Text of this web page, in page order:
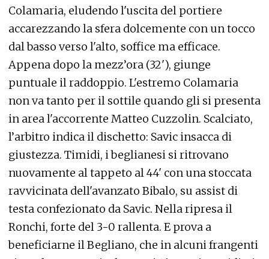
Colamaria, eludendo l'uscita del portiere
accarezzando la sfera dolcemente con un tocco
dal basso verso l'alto, soffice ma efficace.
Appena dopo la mezz’ora (32'), giunge
puntuale il raddoppio. L'estremo Colamaria
non va tanto per il sottile quando gli si presenta
in area l'accorrente Matteo Cuzzolin. Scalciato,
l’arbitro indica il dischetto: Savic insacca di
giustezza. Timidi, i beglianesi si ritrovano
nuovamente al tappeto al 44' con una stoccata
ravvicinata dell'avanzato Bibalo, su assist di
testa confezionato da Savic. Nella ripresa il
Ronchi, forte del 3-0 rallenta. E prova a
beneficiarne il Begliano, che in alcuni frangenti